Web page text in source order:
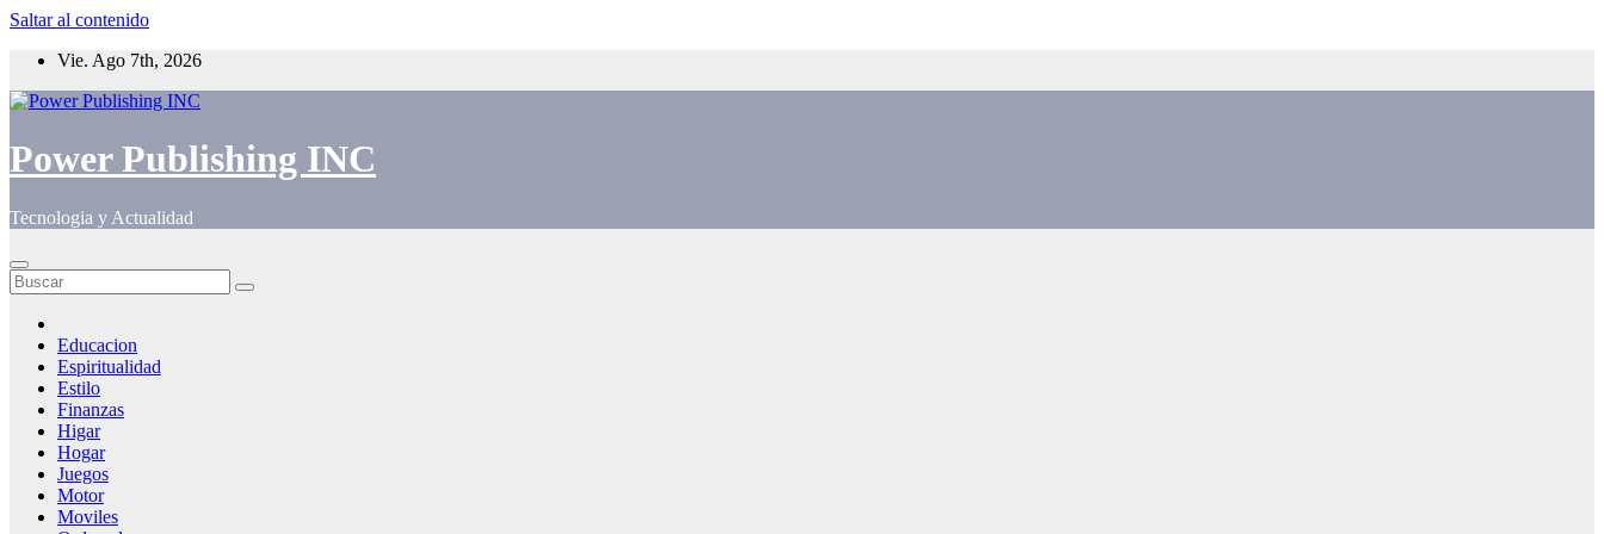
Saltar al contenido
Vie. Ago 7th, 2026
Power Publishing INC
Tecnologia y Actualidad
Educacion
Espiritualidad
Estilo
Finanzas
Higar
Hogar
Juegos
Motor
Moviles